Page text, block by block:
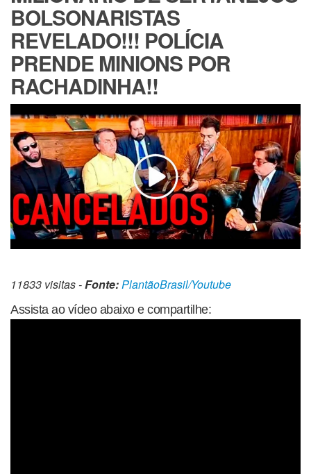
BOLSONARISTAS
REVELADO!!! POLÍCIA
PRENDE MINIONS POR
RACHADINHA!!
11833 visitas -Fonte:PlantãoBrasil/Youtube
Assista ao vídeo abaixo e compartilhe: